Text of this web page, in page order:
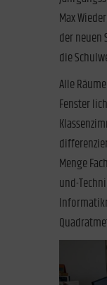
Max
der neuen
die
Alle
Fenster
Menge
und-